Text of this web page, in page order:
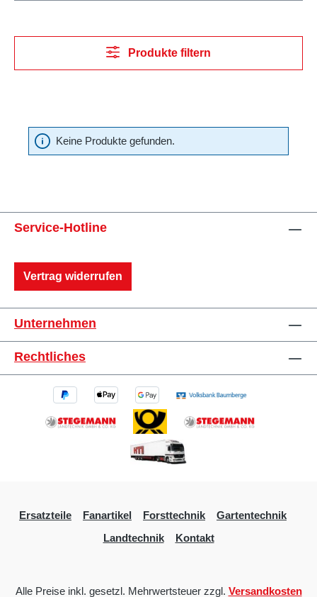
Produkte filtern
Keine Produkte gefunden.
Service-Hotline
Vertrag widerrufen
Unternehmen
Rechtliches
Ersatzteile Fanartikel Forsttechnik
Gartentechnik
Landtechnik
Kontakt
Alle Preise inkl. gesetzl. Mehrwertsteuer zzgl. Versandkosten